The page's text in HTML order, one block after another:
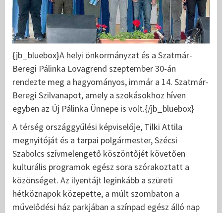
{jb_bluebox}A helyi önkormányzat és a Szatmár-
Beregi Pálinka Lovagrend szeptember 30-án
rendezte meg a hagyományos, immár a 14. Szatmár-
Beregi Szilvanapot, amely a szokásokhoz híven
egyben az Új Pálinka Ünnepe is volt.{/jb_bluebox}
A térség országgyűlési képviselője, Tilki Attila
megnyitóját és a tarpai polgármester, Szécsi
Szabolcs szívmelengető köszöntőjét követően
kulturális programok egész sora szórakoztatt a
közönséget. Az ilyentájt leginkább a szüreti
hétköznapok közepette, a múlt szombaton a
művelődési ház parkjában a színpad egész álló nap